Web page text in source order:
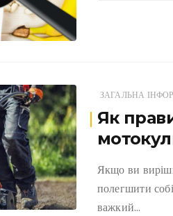
ЗАГАЛЬНА
Як
Якщо ви
полегшити
важкий…